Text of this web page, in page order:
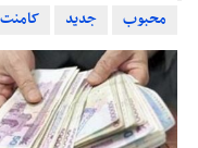
محبوب جدید کامنت